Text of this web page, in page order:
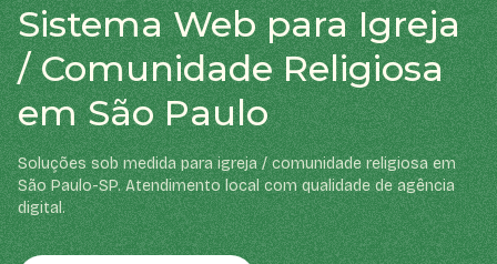
Sistema Web para Igreja
/ Comunidade Religiosa
em São Paulo
Soluções sob medida para igreja / comunidade religiosa em
São Paulo-SP. Atendimento local com qualidade de agência
digital.